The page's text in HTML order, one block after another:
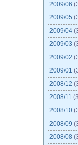
2009/06
2009/05
2009/04
2009/03
2009/02
2009/01
2008/12
2008/11
2008/10
2008/09
2008/08